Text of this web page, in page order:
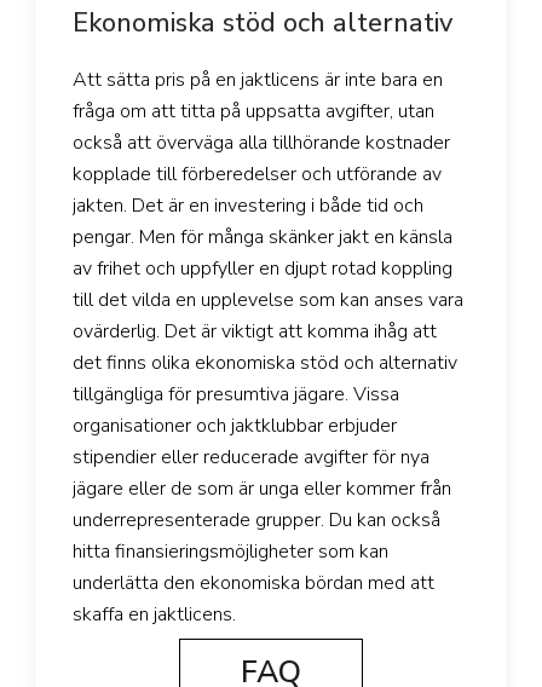
Ekonomiska stöd och alternativ
Att sätta pris på en jaktlicens är inte bara en
fråga om att titta på uppsatta avgifter, utan
också att överväga alla tillhörande kostnader
kopplade till förberedelser och utförande av
jakten. Det är en investering i både tid och
pengar. Men för många skänker jakt en känsla
av frihet och uppfyller en djupt rotad koppling
till det vilda en upplevelse som kan anses vara
ovärderlig. Det är viktigt att komma ihåg att
det finns olika ekonomiska stöd och alternativ
tillgängliga för presumtiva jägare. Vissa
organisationer och jaktklubbar erbjuder
stipendier eller reducerade avgifter för nya
jägare eller de som är unga eller kommer från
underrepresenterade grupper. Du kan också
hitta finansieringsmöjligheter som kan
underlätta den ekonomiska bördan med att
skaffa en jaktlicens.
FAQ